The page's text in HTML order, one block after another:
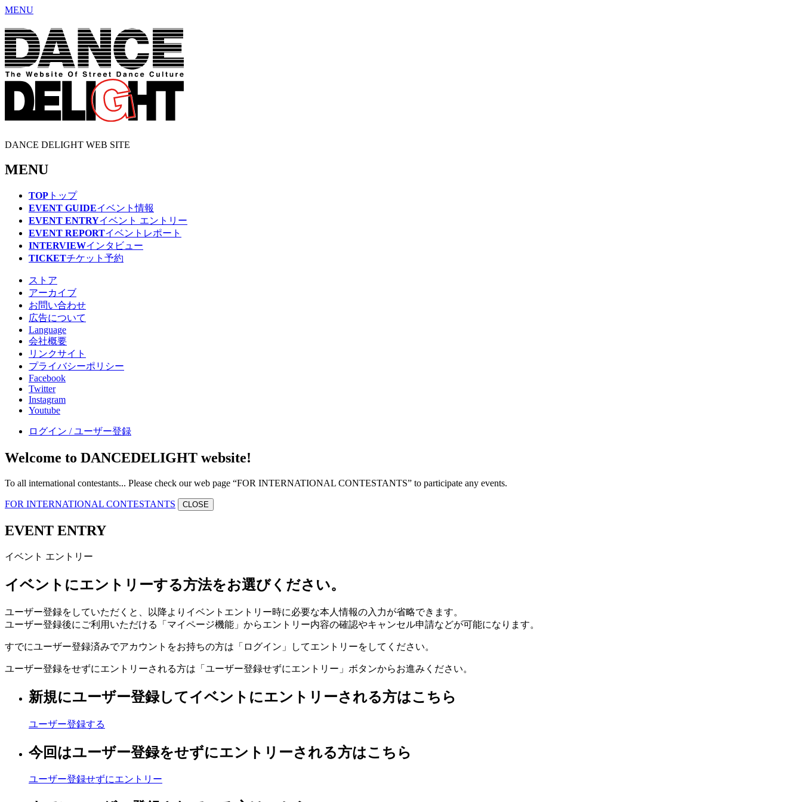
MENU
DANCE DELIGHT WEB SITE
MENU
TOP トップ
EVENT GUIDEイベント情報
EVENT ENTRYイベント エントリー
EVENT REPORTイベントレポート
INTERVIEWインタビュー
TICKETチケット予約
ストア
アーカイブ
お問い合わせ
広告について
Language
会社概要
リンクサイト
プライバシーポリシー
Facebook
Twitter
Instagram
Youtube
ログイン / ユーザー登録
Welcome to DANCEDELIGHT website!
To all international contestants... Please check our web page “FOR INTERNATIONAL CONTESTANTS” to participate any events.
FOR INTERNATIONAL CONTESTANTS CLOSE
EVENT ENTRY
イベント エントリー
イベントにエントリーする方法をお選びください。
ユーザー登録をしていただくと、以降よりイベントエントリー時に必要な本人情報の入力が省略できます。
ユーザー登録後にご利用いただける「マイページ機能」からエントリー内容の確認やキャンセル申請などが可能になります。
すでにユーザー登録済みでアカウントをお持ちの方は「ログイン」してエントリーをしてください。
ユーザー登録をせずにエントリーされる方は「ユーザー登録せずにエントリー」ボタンからお進みください。
新規にユーザー登録してイベントにエントリーされる方はこちら
ユーザー登録する
今回はユーザー登録をせずにエントリーされる方はこちら
ユーザー登録せずにエントリー